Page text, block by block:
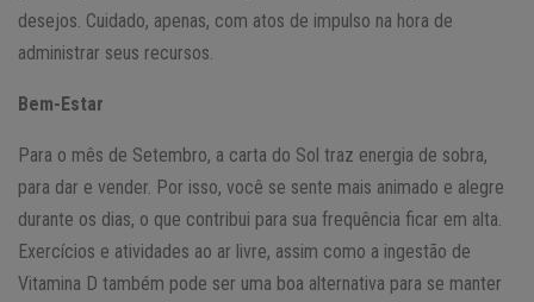
desejos. Cuidado, apenas, com atos de impulso na hora de
administrar seus recursos.
Bem-Estar
Para o mês de Setembro, a carta do Sol traz energia de sobra,
para dar e vender. Por isso, você se sente mais animado e alegre
durante os dias, o que contribui para sua frequência ficar em alta.
Exercícios e atividades ao ar livre, assim como a ingestão de
Vitamina D também pode ser uma boa alternativa para se manter